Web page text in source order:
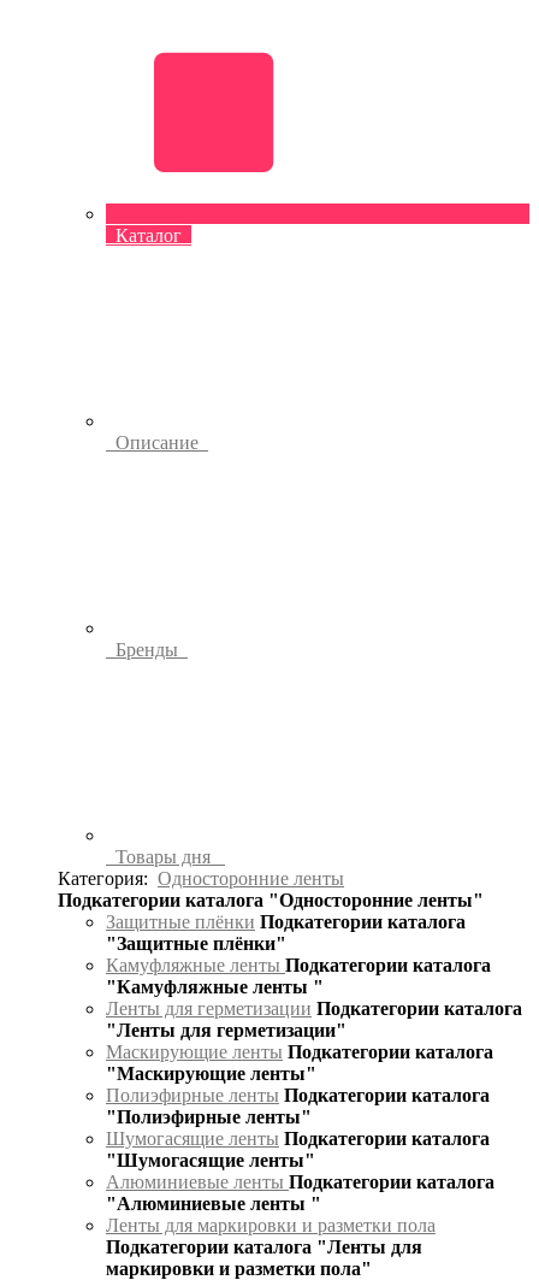
Каталог
Описание
Бренды
Товары дня
Категория: Односторонние ленты
Подкатегории каталога "Односторонние ленты"
Защитные плёнки Подкатегории каталога
"Защитные плёнки"
Камуфляжные ленты Подкатегории каталога
"Камуфляжные ленты "
Ленты для герметизации Подкатегории каталога
"Ленты для герметизации"
Маскирующие ленты Подкатегории каталога
"Маскирующие ленты"
Полиэфирные ленты Подкатегории каталога
"Полиэфирные ленты"
Шумогасящие ленты Подкатегории каталога
"Шумогасящие ленты"
Алюминиевые ленты Подкатегории каталога
"Алюминиевые ленты "
Ленты для маркировки и разметки пола
Подкатегории каталога "Ленты для
маркировки и разметки пола"